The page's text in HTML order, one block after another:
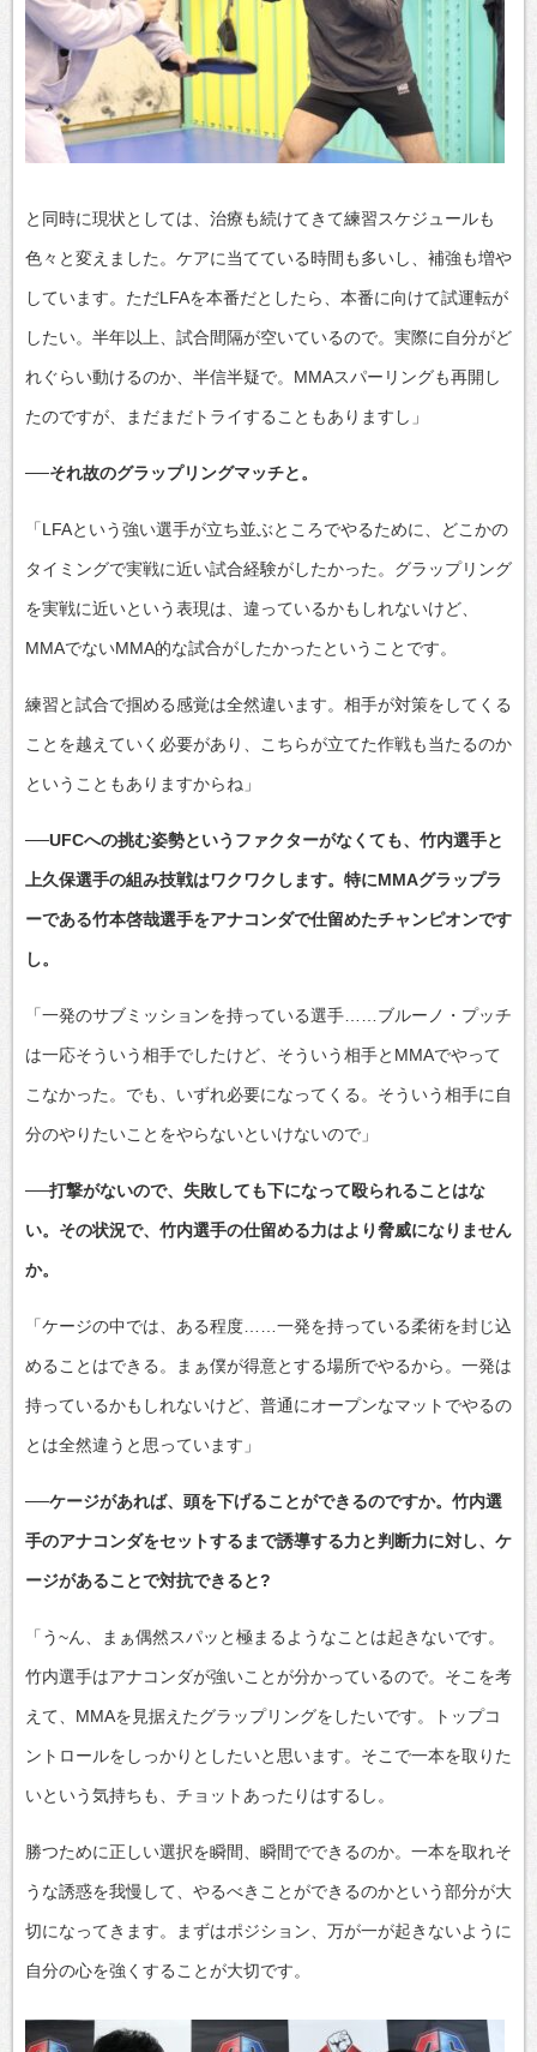
と同時に現状としては、治療も続けてきて練習スケジュールも
色々と変えました。ケアに当てている時間も多いし、補強も増や
しています。ただLFAを本番だとしたら、本番に向けて試運転が
したい。半年以上、試合間隔が空いているので。実際に自分がど
れぐらい動けるのか、半信半疑で。MMAスパーリングも再開し
たのですが、まだまだトライすることもありますし」
──それ故のグラップリングマッチと。
「LFAという強い選手が立ち並ぶところでやるために、どこかの
タイミングで実戦に近い試合経験がしたかった。グラップリング
を実戦に近いという表現は、違っているかもしれないけど、
MMAでないMMA的な試合がしたかったということです。
練習と試合で掴める感覚は全然違います。相手が対策をしてくる
ことを越えていく必要があり、こちらが立てた作戦も当たるのか
ということもありますからね」
──UFCへの挑む姿勢というファクターがなくても、竹内選手と
上久保選手の組み技戦はワクワクします。特にMMAグラップラ
ーである竹本啓哉選手をアナコンダで仕留めたチャンピオンです
し。
「一発のサブミッションを持っている選手……ブルーノ・プッチ
は一応そういう相手でしたけど、そういう相手とMMAでやって
こなかった。でも、いずれ必要になってくる。そういう相手に自
分のやりたいことをやらないといけないので」
──打撃がないので、失敗しても下になって殴られることはな
い。その状況で、竹内選手の仕留める力はより脅威になりません
か。
「ケージの中では、ある程度……一発を持っている柔術を封じ込
めることはできる。まぁ僕が得意とする場所でやるから。一発は
持っているかもしれないけど、普通にオープンなマットでやるの
とは全然違うと思っています」
──ケージがあれば、頭を下げることができるのですか。竹内選
手のアナコンダをセットするまで誘導する力と判断力に対し、ケ
ージがあることで対抗できると?
「う~ん、まぁ偶然スパッと極まるようなことは起きないです。
竹内選手はアナコンダが強いことが分かっているので。そこを考
えて、MMAを見据えたグラップリングをしたいです。トップコ
ントロールをしっかりとしたいと思います。そこで一本を取りた
いという気持ちも、チョットあったりはするし。
勝つために正しい選択を瞬間、瞬間でできるのか。一本を取れそ
うな誘惑を我慢して、やるべきことができるのかという部分が大
切になってきます。まずはポジション、万が一が起きないように
自分の心を強くすることが大切です。